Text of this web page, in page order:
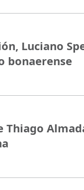
Luciano
bonaerense
Thiago